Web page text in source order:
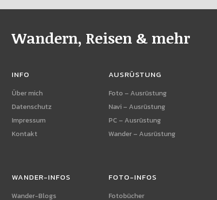
Wandern, Reisen & mehr
INFO
Über mich
Datenschutz
Impressum
Kontakt
AUSRÜSTUNG
Foto – Ausrüstung
Navi – Ausrüstung
PC – Ausrüstung
Wander – Ausrüstung
WANDER-INFOS
Wander-Blogs
FOTO-INFOS
Fotobücher